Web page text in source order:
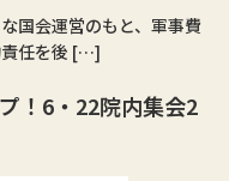
国会運営のもと、軍事費
責任を後 […]
！6・22院内集会2